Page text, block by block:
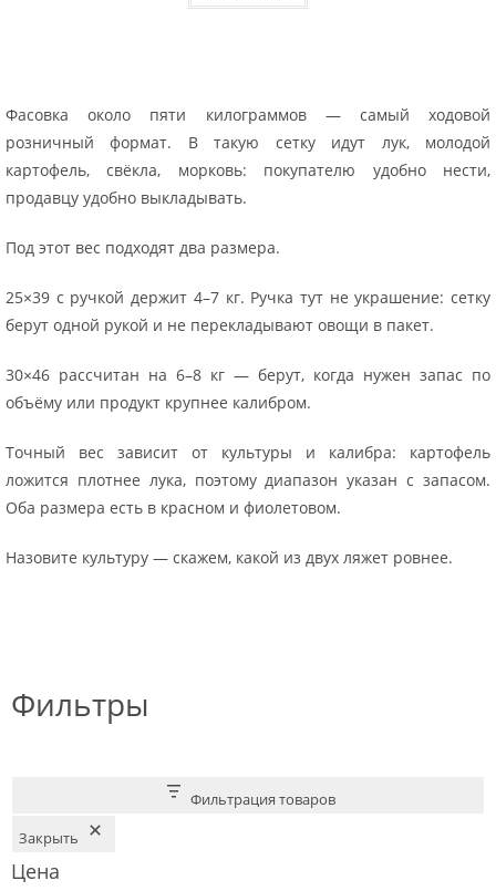
Фасовка около пяти килограммов — самый ходовой
розничный формат. В такую сетку идут лук, молодой
картофель, свёкла, морковь: покупателю удобно нести,
продавцу удобно выкладывать.
Под этот вес подходят два размера.
25×39 с ручкой держит 4–7 кг. Ручка тут не украшение: сетку
берут одной рукой и не перекладывают овощи в пакет.
30×46 рассчитан на 6–8 кг — берут, когда нужен запас по
объёму или продукт крупнее калибром.
Точный вес зависит от культуры и калибра: картофель
ложится плотнее лука, поэтому диапазон указан с запасом.
Оба размера есть в красном и фиолетовом.
Назовите культуру — скажем, какой из двух ляжет ровнее.
Фильтры
Фильтрация товаров
Закрыть
Цена